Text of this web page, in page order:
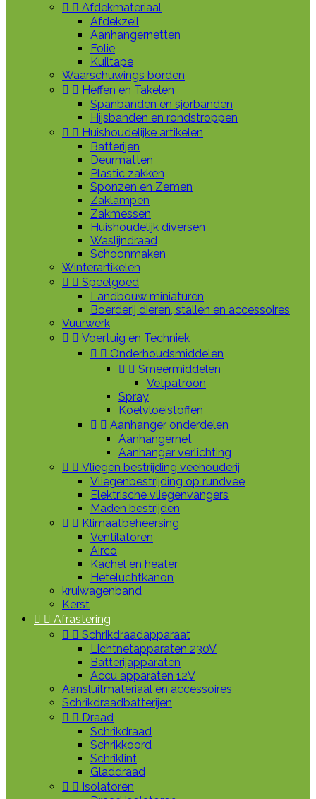
  Afdekmateriaal
Afdekzeil
Aanhangernetten
Folie
Kuiltape
Waarschuwings borden
  Heffen en Takelen
Spanbanden en sjorbanden
Hijsbanden en rondstroppen
  Huishoudelijke artikelen
Batterijen
Deurmatten
Plastic zakken
Sponzen en Zemen
Zaklampen
Zakmessen
Huishoudelijk diversen
Waslijndraad
Schoonmaken
Winterartikelen
  Speelgoed
Landbouw miniaturen
Boerderij dieren, stallen en accessoires
Vuurwerk
  Voertuig en Techniek
  Onderhoudsmiddelen
  Smeermiddelen
Vetpatroon
Spray
Koelvloeistoffen
  Aanhanger onderdelen
Aanhangernet
Aanhanger verlichting
  Vliegen bestrijding veehouderij
Vliegenbestrijding op rundvee
Elektrische vliegenvangers
Maden bestrijden
  Klimaatbeheersing
Ventilatoren
Airco
Kachel en heater
Heteluchtkanon
kruiwagenband
Kerst
  Afrastering
  Schrikdraadapparaat
Lichtnetapparaten 230V
Batterijapparaten
Accu apparaten 12V
Aansluitmateriaal en accessoires
Schrikdraadbatterijen
  Draad
Schrikdraad
Schrikkoord
Schriklint
Gladdraad
  Isolatoren